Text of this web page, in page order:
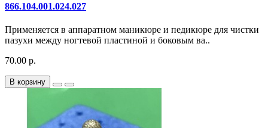
866.104.001.024.027
Применяется в аппаратном маникюре и педикюре для чистки
пазухи между ногтевой пластиной и боковым ва..
70.00 р.
В корзину